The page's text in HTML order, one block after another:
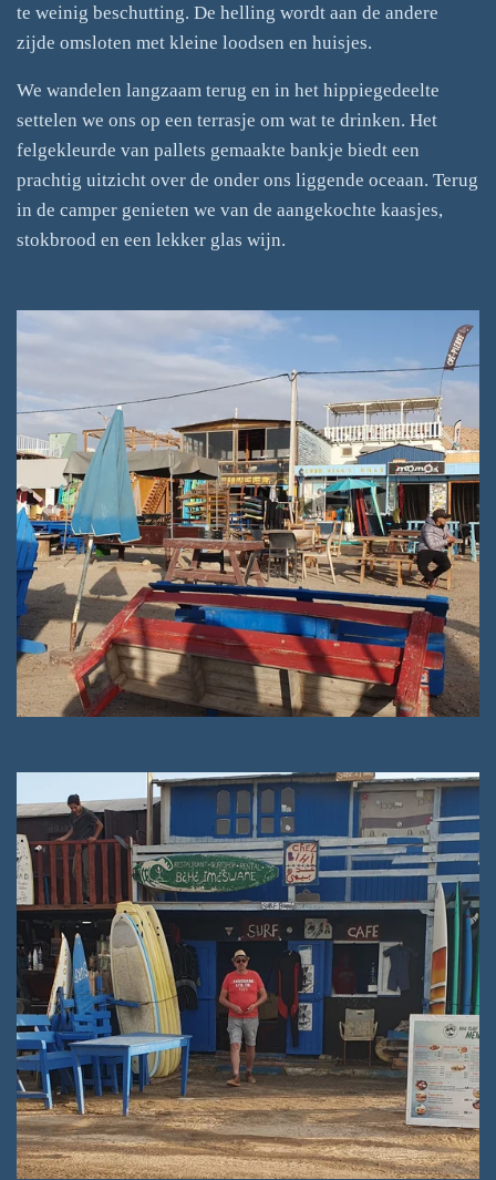
te weinig beschutting. De helling wordt aan de andere
zijde omsloten met kleine loodsen en huisjes.
We wandelen langzaam terug en in het hippiegedeelte
settelen we ons op een terrasje om wat te drinken. Het
felgekleurde van pallets gemaakte bankje biedt een
prachtig uitzicht over de onder ons liggende oceaan. Terug
in de camper genieten we van de aangekochte kaasjes,
stokbrood en een lekker glas wijn.